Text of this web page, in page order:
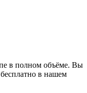
в полном объёме. Вы
в нашем